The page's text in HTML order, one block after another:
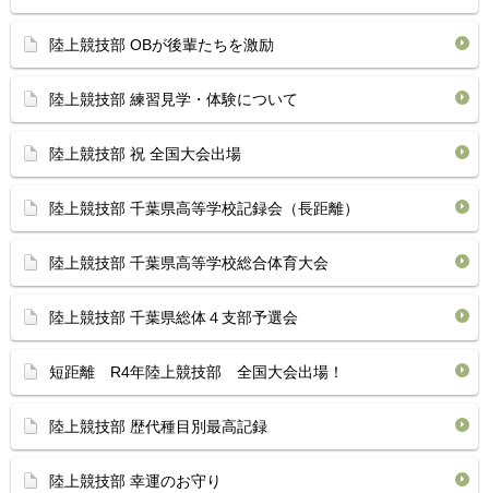
陸上競技部 OBが後輩たちを激励
陸上競技部 練習見学・体験について
陸上競技部 祝 全国大会出場
陸上競技部 千葉県高等学校記録会（長距離）
陸上競技部 千葉県高等学校総合体育大会
陸上競技部 千葉県総体４支部予選会
短距離 R4年陸上競技部 全国大会出場！
陸上競技部 歴代種目別最高記録
陸上競技部 幸運のお守り